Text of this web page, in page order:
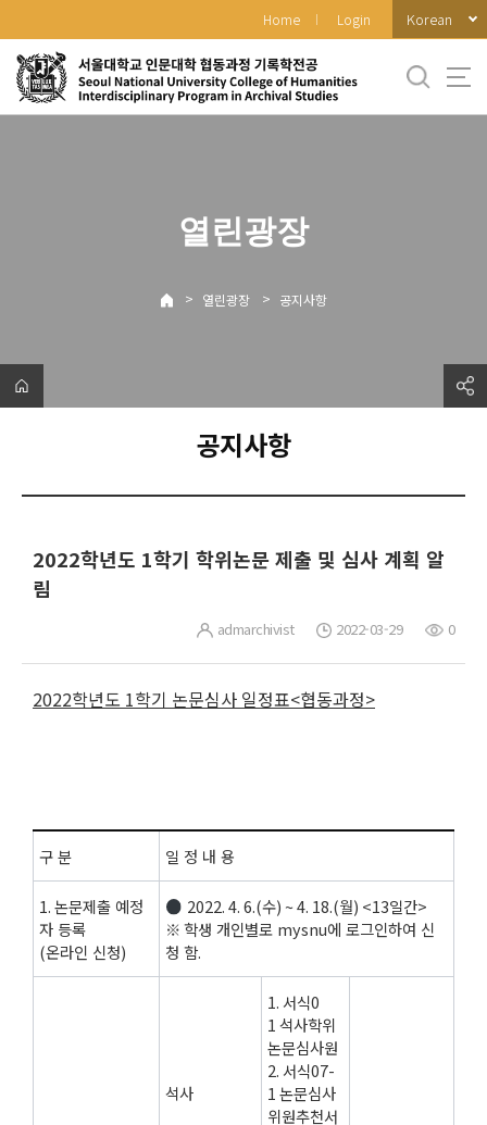
로
메
Home Login Korean
열린광장
> 열린광장 > 공지사항
공지사항
2022학년도 1학기 학위논문 제출 및 심사 계획 알
림
admarchivist 2022-03-29 0
2022학년도 1학기 논문심사 일정표<협동과정>
구 분 일 정 내 용
1.논문제출 예정
자 등록
(온라인 신청)
2022. 4. 6.(수) ~ 4. 18.(월) <13일간>
※학생 개인별로 mysnu에 로그인하여 신
청 함.
석사
1. 서식0
1석사학위
논문심사원
2. 서식07-
1논문심사
위원추천서